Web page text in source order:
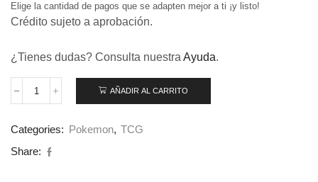
Elige la cantidad de pagos que se adapten mejor a ti ¡y listo!
Crédito sujeto a aprobación.
¿Tienes dudas? Consulta nuestra Ayuda.
AÑADIR AL CARRITO
Categories: Pokemon, TCG
Share: